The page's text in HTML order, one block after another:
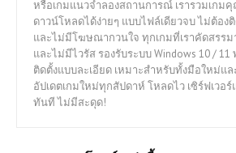
หรือเกมแนวจำลองสถานการณ์ เรารวมเก
ดาวน์โหลดได้ง่ายๆ แบบไฟล์เดียวจบ ไม่ต้อ
และไม่มีโฆษณากวนใจ ทุกเกมที่เราคัดสรร
และไม่มีไวรัส รองรับระบบ Windows 10 /
ติดตั้งแบบละเอียด เหมาะสำหรับทั้งมือใหม่แล
อัปเดตเกมใหม่ทุกสัปดาห์ โหลดไว เซิร์ฟเวอ
ทันที ไม่มีสะดุด!